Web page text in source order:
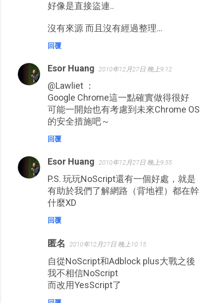
好像是直接盜連..
沒有來源 而且沒有經過整理...
回覆
Esor Huang 2010年12月27日 晚上9:12
@Lawliet ：
Google Chrome這一點確實做得很好
可能一開始也有考慮到未來Chrome OS
的安全措施吧～
回覆
Esor Huang 2010年12月27日 晚上9:55
P.S. 玩玩NoScript還有一個好處，就是
有助於我們了解網路（背地裡）都在幹
什麼XD
回覆
匿名 2010年12月27日 晚上10:15
自從NoScript和Adblock plus大戰之後
我不相信NoScript
而改用YesScript了